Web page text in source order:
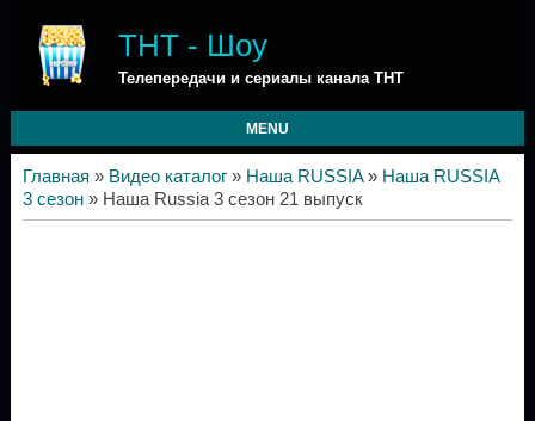
ТНТ - Шоу
Телепередачи и сериалы канала ТНТ
MENU
Главная » Видео каталог» Наша RUSSIA» Наша RUSSIA
3 сезон» Наша Russia 3 сезон 21 выпуск